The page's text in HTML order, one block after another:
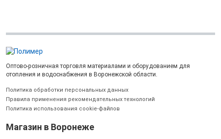
Оптово-розничная торговля материалами и оборудованием для
отопления и водоснабжения в Воронежской области.
Политика обработки персональных данных
Правила применения рекомендательных технологий
Политика использования cookie-файлов
Магазин в Воронеже